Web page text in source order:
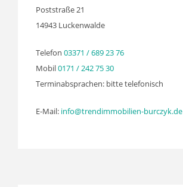
Poststraße 21
14943 Luckenwalde
Telefon 03371 / 689 23 76
Mobil0171 / 242 75 30
Terminabsprachen: bitte telefonisch
E-Mail: info@trendimmobilien-burczyk.de